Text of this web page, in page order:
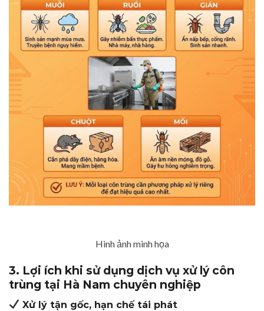
Hình ảnh minh họa
3. Lợi ích khi sử dụng dịch vụ xử lý côn
trùng tại Hà Nam chuyên nghiệp
Xử lý tận gốc, hạn chế tái phát